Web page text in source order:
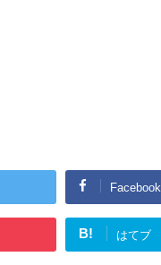
Facebook
B! はてブ